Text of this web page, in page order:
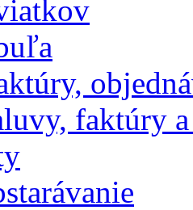
faktúry